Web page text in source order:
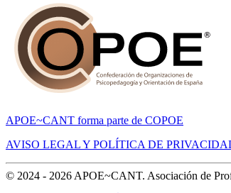
APOE~CANT forma parte de COPOE
AVISO LEGAL Y POLÍTICA DE
© 2024 - 2026 APOE~CANT. Asociación de